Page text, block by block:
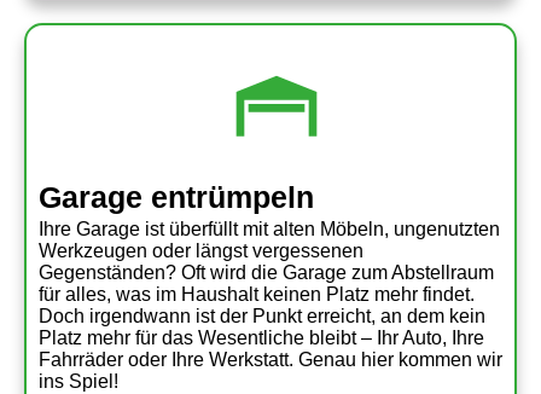
Garage entrümpeln
Ihre Garage ist überfüllt mit alten Möbeln, ungenutzten
Werkzeugen oder längst vergessenen
Gegenständen? Oft wird die Garage zum Abstellraum
für alles, was im Haushalt keinen Platz mehr findet.
Doch irgendwann ist der Punkt erreicht, an dem kein
Platz mehr für das Wesentliche bleibt – Ihr Auto, Ihre
Fahrräder oder Ihre Werkstatt. Genau hier kommen wir
ins Spiel!